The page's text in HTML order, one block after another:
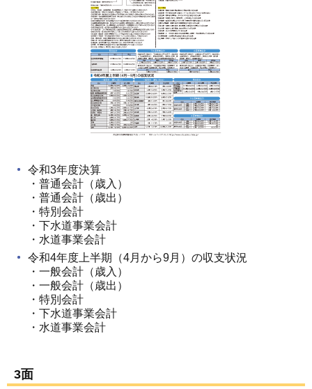
令和3年度決算
・普通会計（歳入）
・普通会計（歳出）
・特別会計
・下水道事業会計
・水道事業会計
令和4年度上半期（4月から9月）の収支状況
・一般会計（歳入）
・一般会計（歳出）
・特別会計
・下水道事業会計
・水道事業会計
3面